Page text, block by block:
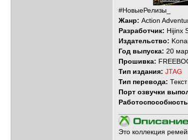
#НовыеРелизы_
Жанр:Action
Разработчик: Hijinx
Издательство:
Год выпуска:20
Прошивка:
Тип издания:JTAG
Тип перевода:
Порт озвучки
Это коллекция